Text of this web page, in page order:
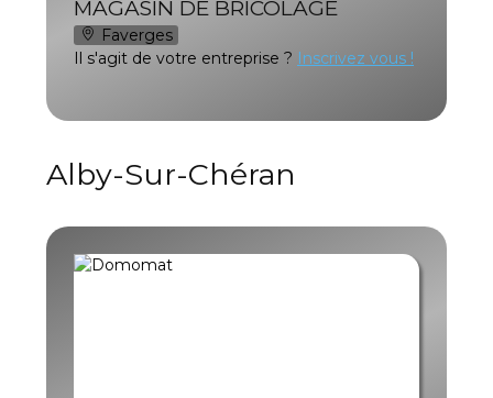
MAGASIN DE BRICOLAGE
Faverges
Il s'agit de votre entreprise ? Inscrivez vous !
Alby-Sur-Chéran